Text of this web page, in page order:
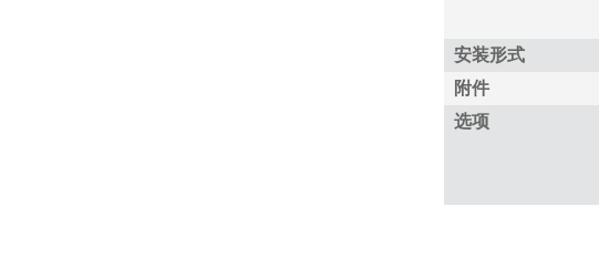
安装形式
附件
选项